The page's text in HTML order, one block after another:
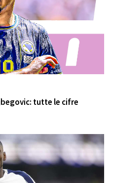
tutte le cifre